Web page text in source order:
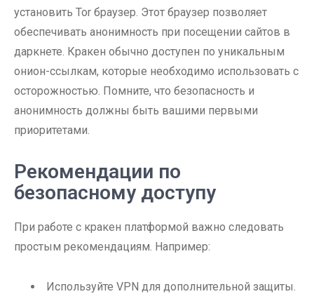
установить Tor браузер. Этот браузер позволяет
обеспечивать анонимность при посещении сайтов в
даркнете. Кракен обычно доступен по уникальным
онион-ссылкам, которые необходимо использовать с
осторожностью. Помните, что безопасность и
анонимность должны быть вашими первыми
приоритетами.
Рекомендации по
безопасному доступу
При работе с кракен платформой важно следовать
простым рекомендациям. Например:
Используйте VPN для дополнительной защиты.